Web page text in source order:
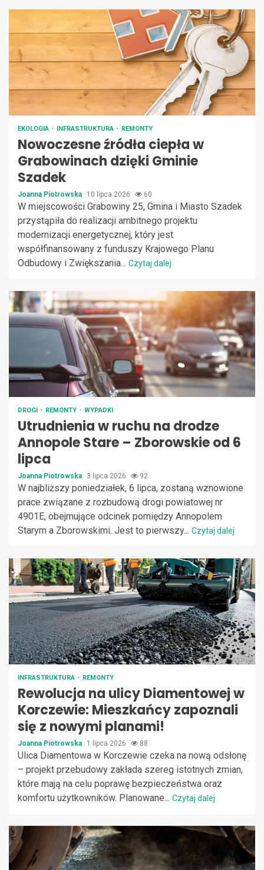
EKOLOGIA INFRASTRUKTURA REMONTY
Nowoczesne źródła ciepła w
Grabowinach dzięki Gminie
Szadek
Joanna Piotrowska 10 lipca 2026 60
W miejscowości Grabowiny 25, Gmina i Miasto Szadek
przystąpiła do realizacji ambitnego projektu
modernizacji energetycznej, który jest
współfinansowany z funduszy Krajowego Planu
Odbudowy i Zwiększania... Czytaj dalej
DROGI REMONTY WYPADKI
Utrudnienia w ruchu na drodze
Annopole Stare – Zborowskie od 6
lipca
Joanna Piotrowska 3 lipca 2026 92
W najbliższy poniedziałek, 6 lipca, zostaną wznowione
prace związane z rozbudową drogi powiatowej nr
4901E, obejmujące odcinek pomiędzy Annopolem
Starym a Zborowskimi. Jest to pierwszy... Czytaj dalej
INFRASTRUKTURA REMONTY
Rewolucja na ulicy Diamentowej w
Korczewie: Mieszkańcy zapoznali
się z nowymi planami!
Joanna Piotrowska 1 lipca 2026 88
Ulica Diamentowa w Korczewie czeka na nową odsłonę
– projekt przebudowy zakłada szereg istotnych zmian,
które mają na celu poprawę bezpieczeństwa oraz
komfortu użytkowników. Planowane... Czytaj dalej